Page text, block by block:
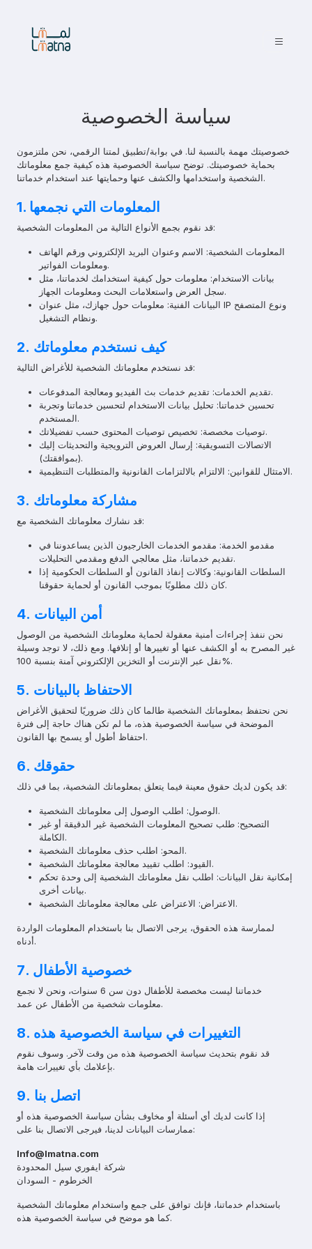
سياسة الخصوصية
خصوصيتك مهمة بالنسبة لنا. في بوابة/تطبيق لمتنا الرقمي، نحن ملتزمون
بحماية خصوصيتك. توضح سياسة الخصوصية هذه كيفية جمع معلوماتك
الشخصية واستخدامها والكشف عنها وحمايتها عند استخدام خدماتنا.
1. المعلومات التي نجمعها
قد نقوم بجمع الأنواع التالية من المعلومات الشخصية:
المعلومات الشخصية: الاسم وعنوان البريد الإلكتروني ورقم الهاتف
ومعلومات الفواتير.
بيانات الاستخدام: معلومات حول كيفية استخدامك لخدماتنا، مثل
سجل العرض واستعلامات البحث ومعلومات الجهاز.
البيانات الفنية: معلومات حول جهازك، مثل عنوان IP ونوع المتصفح
ونظام التشغيل.
2. كيف نستخدم معلوماتك
قد نستخدم معلوماتك الشخصية للأغراض التالية:
تقديم الخدمات: تقديم خدمات بث الفيديو ومعالجة المدفوعات.
تحسين خدماتنا: تحليل بيانات الاستخدام لتحسين خدماتنا وتجربة
المستخدم.
توصيات مخصصة: تخصيص توصيات المحتوى حسب تفضيلاتك.
الاتصالات التسويقية: إرسال العروض الترويجية والتحديثات إليك
(بموافقتك).
الامتثال للقوانين: الالتزام بالالتزامات القانونية والمتطلبات التنظيمية.
3. مشاركة معلوماتك
قد نشارك معلوماتك الشخصية مع:
مقدمو الخدمة: مقدمو الخدمات الخارجيون الذين يساعدوننا في
تقديم خدماتنا، مثل معالجي الدفع ومقدمي التحليلات.
السلطات القانونية: وكالات إنفاذ القانون أو السلطات الحكومية إذا
كان ذلك مطلوبًا بموجب القانون أو لحماية حقوقنا.
4. أمن البيانات
نحن ننفذ إجراءات أمنية معقولة لحماية معلوماتك الشخصية من الوصول
غير المصرح به أو الكشف عنها أو تغييرها أو إتلافها. ومع ذلك، لا توجد وسيلة
نقل عبر الإنترنت أو التخزين الإلكتروني آمنة بنسبة 100%.
5. الاحتفاظ بالبيانات
نحن نحتفظ بمعلوماتك الشخصية طالما كان ذلك ضروريًا لتحقيق الأغراض
الموضحة في سياسة الخصوصية هذه، ما لم تكن هناك حاجة إلى فترة
احتفاظ أطول أو يسمح بها القانون.
6. حقوقك
قد يكون لديك حقوق معينة فيما يتعلق بمعلوماتك الشخصية، بما في ذلك:
الوصول: اطلب الوصول إلى معلوماتك الشخصية.
التصحيح: طلب تصحيح المعلومات الشخصية غير الدقيقة أو غير
الكاملة.
المحو: اطلب حذف معلوماتك الشخصية.
القيود: اطلب تقييد معالجة معلوماتك الشخصية.
إمكانية نقل البيانات: اطلب نقل معلوماتك الشخصية إلى وحدة تحكم
بيانات أخرى.
الاعتراض: الاعتراض على معالجة معلوماتك الشخصية.
لممارسة هذه الحقوق، يرجى الاتصال بنا باستخدام المعلومات الواردة
أدناه.
7. خصوصية الأطفال
خدماتنا ليست مخصصة للأطفال دون سن 6 سنوات، ونحن لا نجمع
معلومات شخصية من الأطفال عن عمد.
8. التغييرات في سياسة الخصوصية هذه
قد نقوم بتحديث سياسة الخصوصية هذه من وقت لآخر. وسوف نقوم
بإعلامك بأي تغييرات هامة.
9. اتصل بنا
إذا كانت لديك أي أسئلة أو مخاوف بشأن سياسة الخصوصية هذه أو
ممارسات البيانات لدينا، فيرجى الاتصال بنا على:
Info@lmatna.com
شركة ايفوري سيل المحدودة
الخرطوم - السودان
باستخدام خدماتنا، فإنك توافق على جمع واستخدام معلوماتك الشخصية
كما هو موضح في سياسة الخصوصية هذه.